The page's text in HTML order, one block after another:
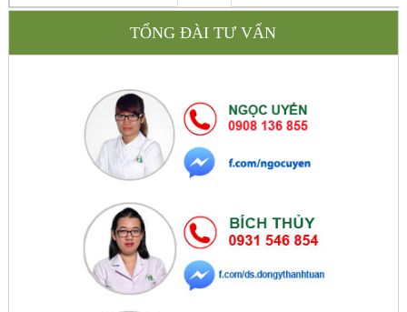
TỔNG ĐÀI TƯ VẤN